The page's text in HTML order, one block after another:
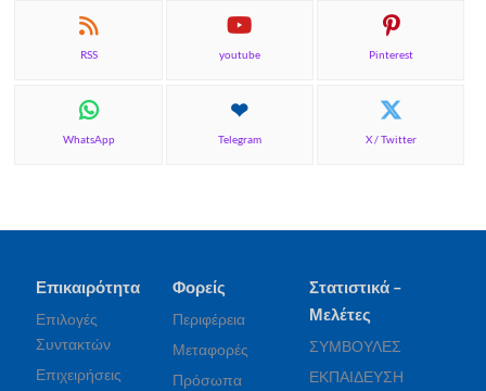
RSS youtube Pinterest
WhatsApp Telegram X / Twitter
Επικαιρότητα
Επιλογές
Συντακτών
Επιχειρήσεις
Φορείς
Περιφέρεια
Μεταφορές
Πρόσωπα
Στατιστικά –
Μελέτες
ΣΥΜΒΟΥΛΕΣ
ΕΚΠΑΙΔΕΥΣΗ